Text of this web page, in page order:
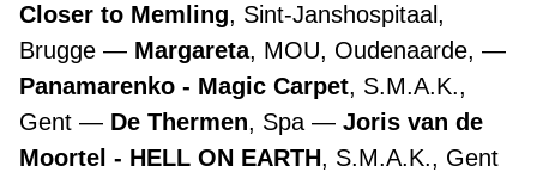
Closer to Memling, Sint-Janshospitaal,
Brugge
Margareta, MOU, Oudenaarde,
Panamarenko - Magic Carpet, S.M.A.K.,
Gent
De Thermen, Spa
Joris van de
Moortel - HELL ON EARTH, S.M.A.K., Gent